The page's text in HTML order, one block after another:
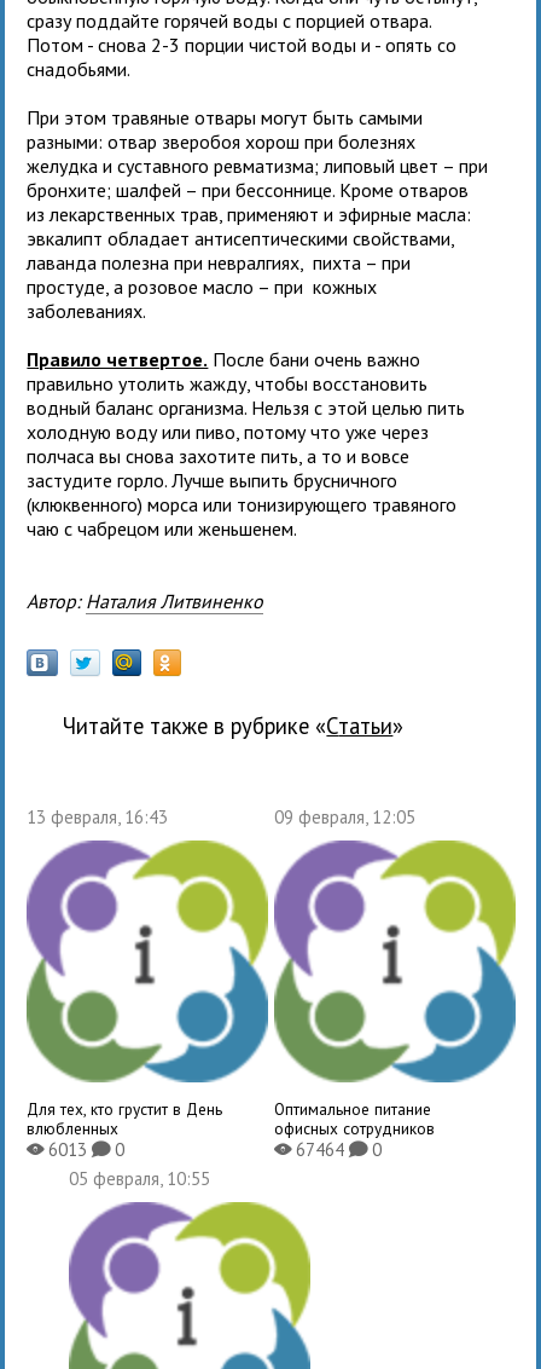
сразу поддайте горячей воды с порцией отвара.
Потом - снова 2-3 порции чистой воды и - опять со
снадобьями.
При этом травяные отвары могут быть самыми
разными: отвар зверобоя хорош при болезнях
желудка и суставного ревматизма; липовый цвет – при
бронхите; шалфей – при бессоннице. Кроме отваров
из лекарственных трав, применяют и эфирные масла:
эвкалипт обладает антисептическими свойствами,
лаванда полезна при невралгиях, пихта – при
простуде, а розовое масло – при кожных
заболеваниях.
Правило четвертое. После бани очень важно
правильно утолить жажду, чтобы восстановить
водный баланс организма. Нельзя с этой целью пить
холодную воду или пиво, потому что уже через
полчаса вы снова захотите пить, а то и вовсе
застудите горло. Лучше выпить брусничного
(клюквенного) морса или тонизирующего травяного
чаю с чабрецом или женьшенем.
Автор: Наталия Литвиненко
Читайте также в рубрике « Статьи»
13 февраля, 16:43
Для тех, кто грустит в День
влюбленных
X6013K0
09 февраля, 12:05
Оптимальное питание
офисных сотрудников
X67464 K0
05 февраля, 10:55